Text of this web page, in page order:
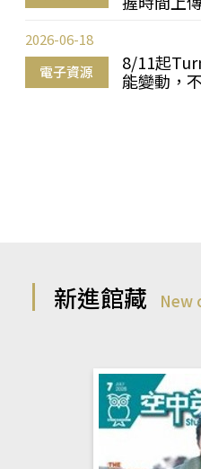
電子資源
8/11起
能變動，
2026-06-18
新進館藏 New